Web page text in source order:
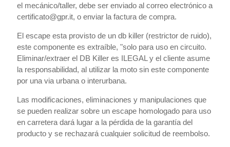
el mecánico/taller, debe ser enviado al correo electrónico a
certificato@gpr.it, o enviar la factura de compra.
El escape esta provisto de un db killer (restrictor de ruido),
este componente es extraíble, "solo para uso en circuito.
Eliminar/extraer el DB Killer es ILEGAL y el cliente asume
la responsabilidad, al utilizar la moto sin este componente
por una via urbana o interurbana.
Las modificaciones, eliminaciones y manipulaciones que
se pueden realizar sobre un escape homologado para uso
en carretera dará lugar a la pérdida de la garantía del
producto y se rechazará cualquier solicitud de reembolso.